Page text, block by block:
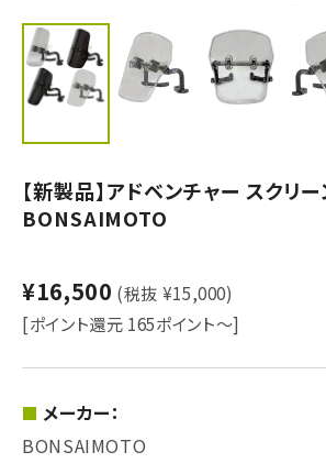
【新製品】アドベンチャー スクリー
BONSAIMOTO
¥16,500 (税抜 ¥15,000)
[ポイント還元 165ポイント～]
メーカー：
BONSAIMOTO